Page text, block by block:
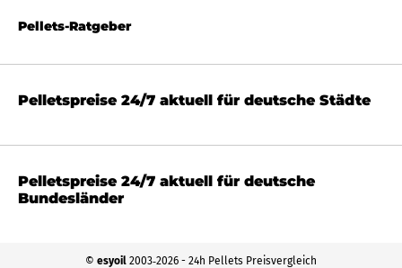
Pellets-Ratgeber
Pelletspreise 24/7 aktuell für deutsche Städte
Pelletspreise 24/7 aktuell für deutsche
Bundesländer
© esyoil 2003‐2026 - 24h Pellets Preisvergleich